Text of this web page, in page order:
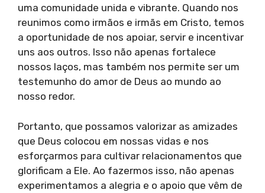
uma comunidade unida e vibrante. Quando nos
reunimos como irmãos e irmãs em Cristo, temos
a oportunidade de nos apoiar, servir e incentivar
uns aos outros. Isso não apenas fortalece
nossos laços, mas também nos permite ser um
testemunho do amor de Deus ao mundo ao
nosso redor.
Portanto, que possamos valorizar as amizades
que Deus colocou em nossas vidas e nos
esforçarmos para cultivar relacionamentos que
glorificam a Ele. Ao fazermos isso, não apenas
experimentamos a alegria e o apoio que vêm de